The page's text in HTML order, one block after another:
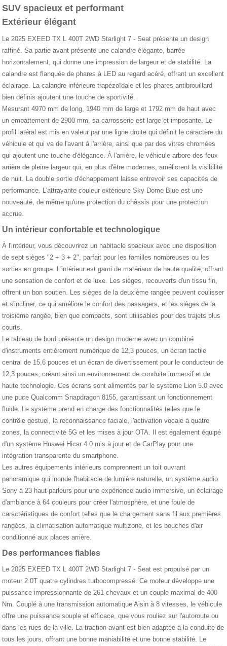
SUV spacieux et performant
Extérieur élégant
Le 2025 EXEED TX L 400T 2WD Starlight 7 - Seat présente un design
raffiné. Sa partie avant présente une calandre élégante, barrée
horizontalement, qui donne une impression de largeur et de stabilité. La
calandre est flanquée de phares à LED au regard acéré, offrant un excellent
éclairage. La calandre inférieure trapézoïdale et les phares antibrouillard
bien définis ajoutent une touche de sportivité.
Mesurant 4970 mm de long, 1940 mm de large et 1792 mm de haut avec
un empattement de 2900 mm, sa carrosserie est large et imposante. Le
profil latéral est mis en valeur par une ligne droite qui définit le caractère du
véhicule et qui va de l'avant à l'arrière, ainsi que par des vitres chromées
qui ajoutent une touche d'élégance. À l'arrière, le véhicule arbore des feux
arrière de pleine largeur qui, en plus d'être modernes, améliorent la visibilité
de nuit. La double sortie d'échappement laisse entrevoir ses capacités de
performance. L'attrayante couleur extérieure Sky Dome Blue est une
nouveauté, de même qu'une protection du châssis pour une protection
accrue.
Un intérieur confortable et technologique
À l'intérieur, vous découvrirez un habitacle spacieux avec une disposition
de sept sièges "2 + 3 + 2", parfait pour les familles nombreuses ou les
sorties en groupe. L'intérieur est garni de matériaux de haute qualité, offrant
une sensation de confort et de luxe. Les sièges, recouverts d'un tissu fin,
offrent un bon soutien. Les sièges de la deuxième rangée peuvent coulisser
et s'incliner, ce qui améliore le confort des passagers, et les sièges de la
troisième rangée, bien que compacts, sont utilisables pour des trajets plus
courts.
Le tableau de bord présente un design moderne avec un combiné
d'instruments entièrement numérique de 12,3 pouces, un écran tactile
central de 15,6 pouces et un écran de divertissement pour le conducteur de
12,3 pouces, créant ainsi un environnement de conduite immersif et de
haute technologie. Ces écrans sont alimentés par le système Lion 5.0 avec
une puce Qualcomm Snapdragon 8155, garantissant un fonctionnement
fluide. Le système prend en charge des fonctionnalités telles que le
contrôle gestuel, la reconnaissance faciale, l'activation vocale à quatre
zones, la connectivité 5G et les mises à jour OTA. Il est également équipé
d'un système Huawei Hicar 4.0 mis à jour et de CarPlay pour une
intégration transparente du smartphone.
Les autres équipements intérieurs comprennent un toit ouvrant
panoramique qui inonde l'habitacle de lumière naturelle, un système audio
Sony à 23 haut-parleurs pour une expérience audio immersive, un éclairage
d'ambiance à 64 couleurs pour créer l'atmosphère, et une foule de
caractéristiques de confort telles que le chargement sans fil aux premières
rangées, la climatisation automatique multizone, et les bouches d'air
conditionné aux places arrière.
Des performances fiables
Le 2025 EXEED TX L 400T 2WD Starlight 7 - Seat est propulsé par un
moteur 2.0T quatre cylindres turbocompressé. Ce moteur développe une
puissance impressionnante de 261 chevaux et un couple maximal de 400
Nm. Couplé à une transmission automatique Aisin à 8 vitesses, le véhicule
offre une puissance souple et efficace, que vous rouliez sur l'autoroute ou
dans les rues de la ville. La traction avant est bien adaptée à la conduite de
tous les jours, offrant une bonne maniabilité et une bonne stabilité. Le